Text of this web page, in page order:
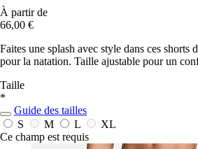
À partir de
66,00 €
Faites une splash avec style dans ces
pour la natation. Taille ajustable pour un
Taille
*
Guide des tailles
S
M L
XL
Ce champ est requis